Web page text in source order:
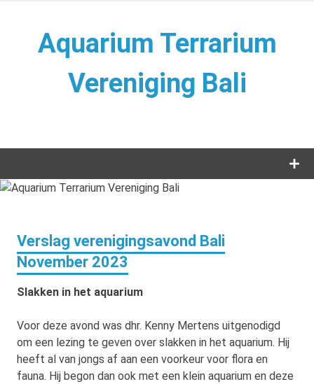
Aquarium Terrarium
Vereniging Bali
Verslag verenigingsavond Bali
November 2023
Slakken in het aquarium
Voor deze avond was dhr. Kenny Mertens uitgenodigd
om een lezing te geven over slakken in het aquarium. Hij
heeft al van jongs af aan een voorkeur voor flora en
fauna. Hij begon dan ook met een klein aquarium en deze